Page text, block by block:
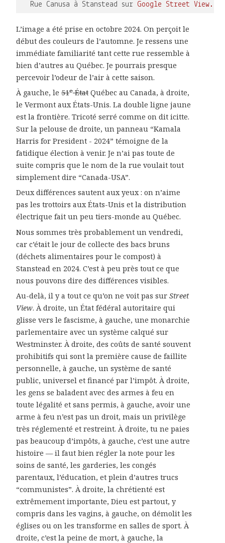
Rue Canusa à Stanstead sur Google Street View.
L’image a été prise en octobre 2024. On perçoit le
début des couleurs de l’automne. Je ressens une
immédiate familiarité tant cette rue ressemble à
bien d’autres au Québec. Je pourrais presque
percevoir l’odeur de l’air à cette saison.
À gauche, le 51eÉtat Québec au Canada, à droite,
le Vermont aux États-Unis. La double ligne jaune
est la frontière. Tricoté serré comme on dit icitte.
Sur la pelouse de droite, un panneau “Kamala
Harris for President - 2024” témoigne de la
fatidique élection à venir. Je n’ai pas toute de
suite compris que le nom de la rue voulait tout
simplement dire “Canada-USA”.
Deux différences sautent aux yeux : on n’aime
pas les trottoirs aux États-Unis et la distribution
électrique fait un peu tiers-monde au Québec.
Nous sommes très probablement un vendredi,
car c’était le jour de collecte des bacs bruns
(déchets alimentaires pour le compost) à
Stanstead en 2024. C’est à peu près tout ce que
nous pouvons dire des différences visibles.
Au-delà, il y a tout ce qu’on ne voit pas sur Street
View. À droite, un État fédéral autoritaire qui
glisse vers le fascisme, à gauche, une monarchie
parlementaire avec un système calqué sur
Westminster. À droite, des coûts de santé souvent
prohibitifs qui sont la première cause de faillite
personnelle, à gauche, un système de santé
public, universel et financé par l’impôt. À droite,
les gens se baladent avec des armes à feu en
toute légalité et sans permis, à gauche, avoir une
arme à feu n’est pas un droit, mais un privilège
très réglementé et restreint. À droite, tu ne paies
pas beaucoup d’impôts, à gauche, c’est une autre
histoire — il faut bien régler la note pour les
soins de santé, les garderies, les congés
parentaux, l’éducation, et plein d’autres trucs
“communistes”. À droite, la chrétienté est
extrêmement importante, Dieu est partout, y
compris dans les vagins, à gauche, on démolit les
églises ou on les transforme en salles de sport. À
droite, c’est la peine de mort, à gauche, la